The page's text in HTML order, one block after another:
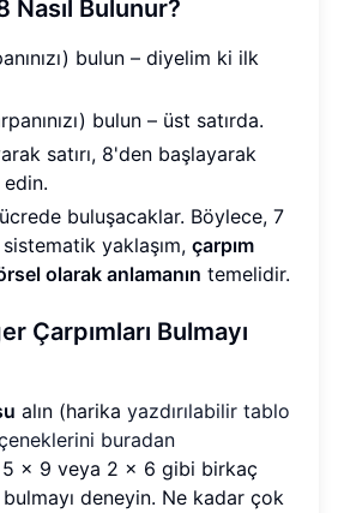
Nasıl Bulunur?
bulun – diyelim ki ilk
bulun – üst satırda.
satırı, 8'den başlayarak
buluşacaklar. Böylece, 7
yaklaşım, çarpım
olarak anlamanın temelidir.
Çarpımları Bulmayı
alın (harika yazdırılabilir tablo
buradan
x 9 veya 2 x 6 gibi birkaç
bulmayı deneyin. Ne kadar çok